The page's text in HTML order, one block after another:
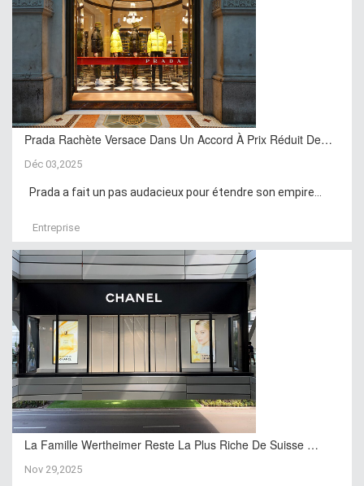
Prada Rachète Versace Dans Un Accord À Prix Réduit De…
Déc 03,2025
Prada a fait un pas audacieux pour étendre son empire...
Entreprise
La Famille Wertheimer Reste La Plus Riche De Suisse …
Nov 29,2025